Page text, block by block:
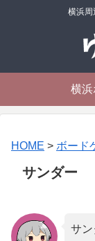
横浜周
横浜
HOME > ボード
サンダー
サン